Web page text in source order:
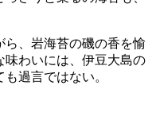
ら、岩海苔の磯の香を愉
味わいには、伊豆大島の
過言ではない。